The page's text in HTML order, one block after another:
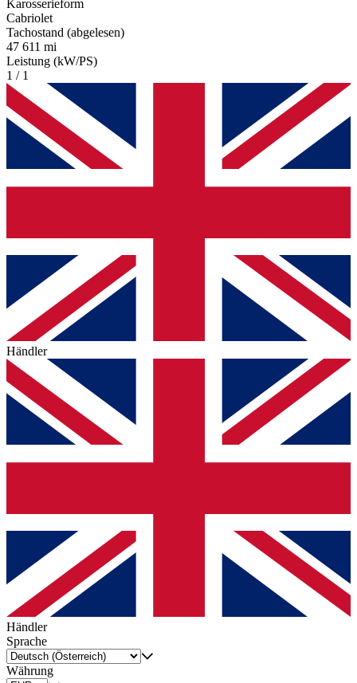
Karosserieform
Cabriolet
Tachostand (abgelesen)
47 611 mi
Leistung (kW/PS)
1 / 1
Händler
Händler
Sprache
Währung